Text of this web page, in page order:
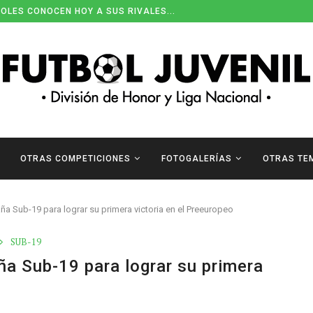
CONOCEN HOY A SUS RIVALES...
OTRAS COMPETICIONES FOTOGALERÍAS OTRAS
Sub-19 para lograr su primera victoria en el Preeuropeo
SUB-19
Sub-19 para lograr su primera